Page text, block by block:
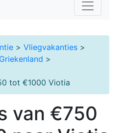
> Vliegvakanties >
>
tot €1000 Viotia
van €750